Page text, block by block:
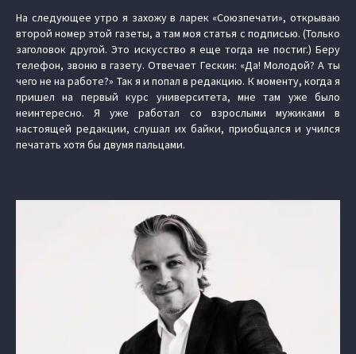
На следующее утро я захожу в ларек «Союзпечати», открываю
второй номер этой газеты, а там моя статья с подписью. (Только
заголовок другой. Это искусство я еще тогда не постиг.) Беру
телефон, звоню в газету. Отвечает Гескин: «Да! Молодой? А ты
чего не на работе?» Так я и попал в редакцию. К моменту, когда я
пришел на первый курс университета, мне там уже было
неинтересно. Я уже работал со взрослыми мужиками в
настоящей редакции, слушал их байки, приобщался и учился
печатать хотя бы двумя пальцами.